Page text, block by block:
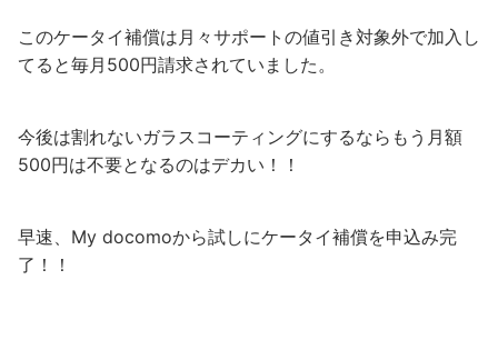
このケータイ補償は月々サポートの値引き対象外で加入し
てると毎月500円請求されていました。
今後は割れないガラスコーティングにするならもう月額
500円は不要となるのはデカい！！
早速、My docomoから試しにケータイ補償を申込み完
了！！